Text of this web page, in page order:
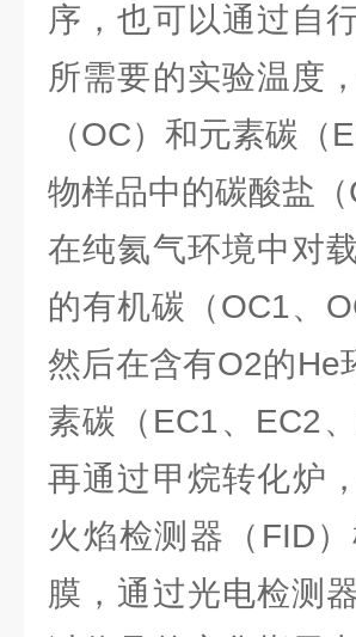
序，也可以通过自
所需要的实验温度
（OC）和元素碳
物样品中的碳酸盐（
在纯氦气环境中对
的有机碳（OC1、
然后在含有O2的He
素碳（EC1、EC2
再通过甲烷转化炉
火焰检测器（FID
膜，通过光电检测